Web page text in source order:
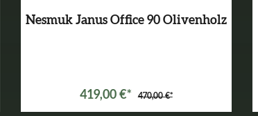
Nesmuk Janus Office 90 Olivenholz
419,00 €* 470,00 €*